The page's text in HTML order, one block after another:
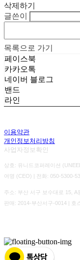
삭제하기
글쓴이
목록으로 가기
페이스북
카카오톡
네이버 블로그
밴드
라인
이용약관
개인정보처리방침
사업자정보확인
상호: 유니드코퍼레이션
여명 (CEO) | 전화: 050-5300-
주소: 부산 서구 보수대로 15,
판매: 2014-부산서구-0014 | 호